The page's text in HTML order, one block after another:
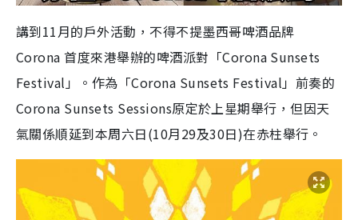
講到11月的戶外活動，不得不提墨西哥啤酒品牌
Corona 首度來港舉辦的啤酒派對「Corona Sunsets
Festival」。作為「Corona Sunsets Festival」前奏的
Corona Sunsets Sessions原定於上星期舉行，但因天
氣關係順延到本周六日(10月29及30日)在赤柱舉行。